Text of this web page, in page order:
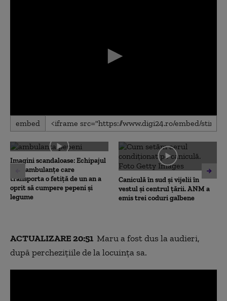
0
seconds
0
seconds
embed
Imagini scandaloase: Echipajul
unei ambulanțe care
transporta o fetiță de un an a
oprit să cumpere pepeni și
legume
Caniculă în sud și vijelii în
vestul și centrul țării. ANM a
emis trei coduri galbene
ACTUALIZARE 20:51 Maru a fost dus la audieri,
după perchezițiile de la locuința sa.